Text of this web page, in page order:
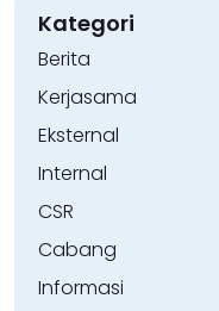
Kategori
Berita
Kerjasama
Eksternal
Internal
CSR
Cabang
Informasi